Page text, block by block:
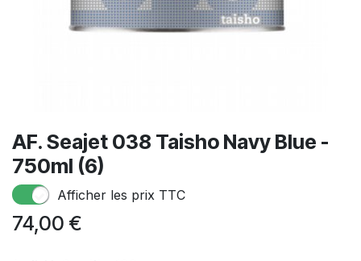
AF. Seajet 038 Taisho Navy Blue -
750ml (6)
Afficher les prix TTC
74,00 €